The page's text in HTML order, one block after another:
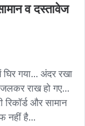
बंदचा इशारा...
कबरस्थान मध्ये
व दस्तावेज
गया... अंदर रखा
राख हो गए...
और सामान
नहीं है...